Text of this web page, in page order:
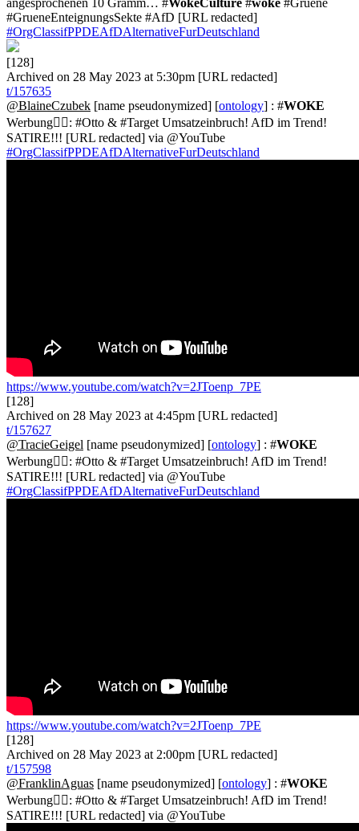
angesprochenen 10 Gramm… #WokeCulture #woke #Gruene
#GrueneEnteignungsSekte #AfD [URL redacted]
#OrgClassifPPDEAfDAlternativeFurDeutschland
[128]
Archived on 28 May 2023 at 5:30pm [URL redacted]
t/157635
@BlaineCzubek [name pseudonymized] [ontology] : #WOKE
Werbung🏳️‍🌈: #Otto & #Target Umsatzeinbruch! AfD im Trend!
SATIRE!!! [URL redacted] via @YouTube
#OrgClassifPPDEAfDAlternativeFurDeutschland
https://www.youtube.com/watch?v=2JToenp_7PE
[128]
Archived on 28 May 2023 at 4:45pm [URL redacted]
t/157627
@TracieGeigel [name pseudonymized] [ontology] : #WOKE
Werbung🏳️‍🌈: #Otto & #Target Umsatzeinbruch! AfD im Trend!
SATIRE!!! [URL redacted] via @YouTube
#OrgClassifPPDEAfDAlternativeFurDeutschland
https://www.youtube.com/watch?v=2JToenp_7PE
[128]
Archived on 28 May 2023 at 2:00pm [URL redacted]
t/157598
@FranklinAguas [name pseudonymized] [ontology] : #WOKE
Werbung🏳️‍🌈: #Otto & #Target Umsatzeinbruch! AfD im Trend!
SATIRE!!! [URL redacted] via @YouTube